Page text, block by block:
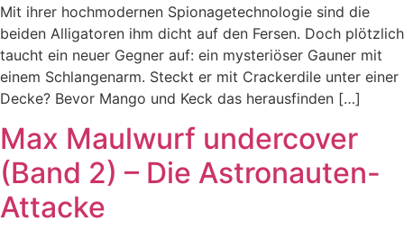
Mit ihrer hochmodernen Spionagetechnologie sind die
beiden Alligatoren ihm dicht auf den Fersen. Doch plötzlich
taucht ein neuer Gegner auf: ein mysteriöser Gauner mit
einem Schlangenarm. Steckt er mit Crackerdile unter einer
Decke? Bevor Mango und Keck das herausfinden […]
Max Maulwurf undercover
(Band 2) – Die Astronauten-
Attacke